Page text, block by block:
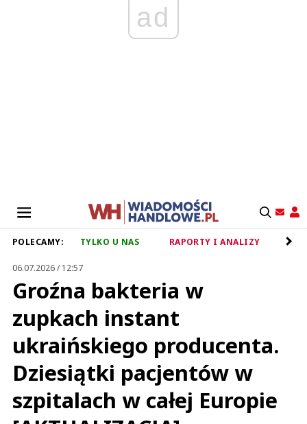
ad
POLECAMY: TYLKO U NAS RAPORTY I ANALIZY
06.07.2026 / 12:57
Groźna bakteria w
zupkach instant
ukraińskiego producenta.
Dziesiątki pacjentów w
szpitalach w całej Europie